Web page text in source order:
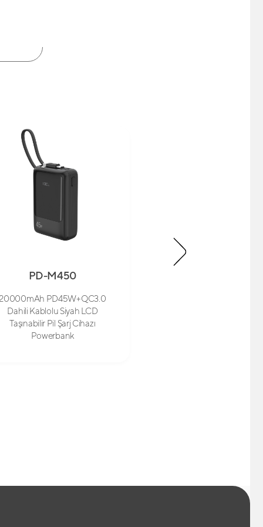
PD-M450
20000mAh PD45W+QC3.0
Dahili Kablolu Siyah LCD
Taşınabilir Pil Şarj Cihazı
Powerbank